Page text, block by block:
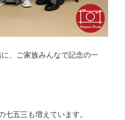
、ご家族みんなで記念の一
五三も増えています。